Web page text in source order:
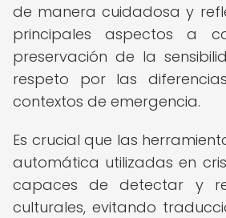
de manera cuidadosa y
principales aspectos a
preservación de la
respeto por las
contextos de emergencia.
Es crucial que las
automática utilizadas en
capaces de detectar y
culturales, evitando